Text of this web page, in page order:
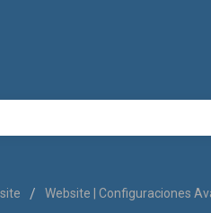
Website | Configuraciones